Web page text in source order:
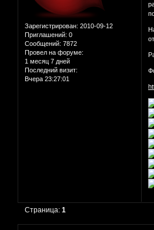
Зарегистрирован: 2010-09-12
Приглашений: 0
Сообщений: 7872
Провел на форуме:
1 месяц 7 дней
Последний визит:
Вчера 23:27:01
Страница:1